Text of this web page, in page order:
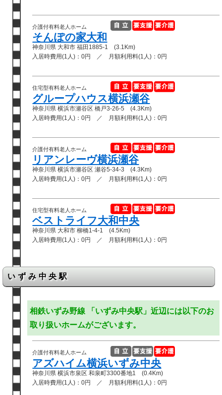
介護付有料老人ホーム
そんぽの家大和
神奈川県 大和市 福田1885-1 (3.1Km)
入居時費用(1人)：0円 ／ 月額利用料(1人)：0円
住宅型有料老人ホーム
グループハウス横浜瀬谷
神奈川県 横浜市瀬谷区 橋戸3-26-5 (4.3Km)
入居時費用(1人)：0円 ／ 月額利用料(1人)：0円
介護付有料老人ホーム
リアンレーヴ横浜瀬谷
神奈川県 横浜市瀬谷区 瀬谷5-34-3 (4.3Km)
入居時費用(1人)：0円 ／ 月額利用料(1人)：0円
住宅型有料老人ホーム
ベストライフ大和中央
神奈川県 大和市 柳橋1-4-1 (4.5Km)
入居時費用(1人)：0円 ／ 月額利用料(1人)：0円
いずみ中央駅
相鉄いずみ野線 「いずみ中央駅」近辺には以下のお
取り扱いホームがございます。
介護付有料老人ホーム
アズハイム横浜いずみ中央
神奈川県 横浜市泉区 和泉町3300番地1 (0.4Km)
入居時費用(1人)：0円 ／ 月額利用料(1人)：0円